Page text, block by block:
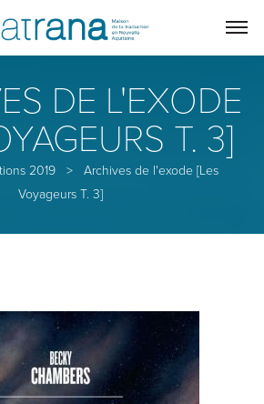
DE L'EXODE
T. 3]
2019 >
Archives de l'exode [Les
Voyageurs T. 3]